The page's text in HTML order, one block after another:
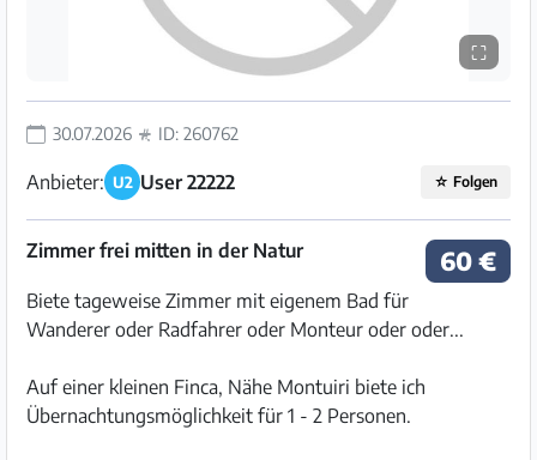
⛶
30.07.2026 ID: 260762
Anbieter: U2 User 22222 ☆ Folgen
60 €
Zimmer frei mitten in der Natur
Biete tageweise Zimmer mit eigenem Bad für
Wanderer oder Radfahrer oder Monteur oder oder...
Auf einer kleinen Finca, Nähe Montuiri biete ich
Übernachtungsmöglichkeit für 1 - 2 Personen.